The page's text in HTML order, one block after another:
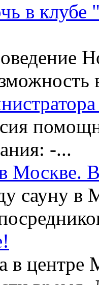
в
-...
Москве.
сауну в
в центре